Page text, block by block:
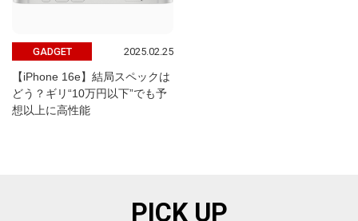
GADGET 2025.02.25
【iPhone 16e】結局スペックは
どう？ギリ“10万円以下”でも予
想以上に高性能
PICK UP